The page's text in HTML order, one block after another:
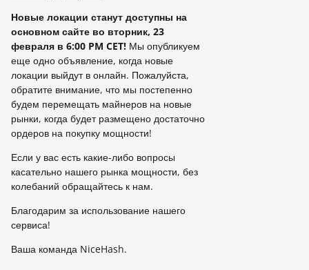
Новые локации станут доступны на
основном сайте во вторник, 23
февраля в 6:00 PM CET! Мы опубликуем
еще одно объявление, когда новые
локации выйдут в онлайн. Пожалуйста,
обратите внимание, что мы постепенно
будем перемещать майнеров на новые
рынки, когда будет размещено достаточно
ордеров на покупку мощности!
Если у вас есть какие-либо вопросы
касательно нашего рынка мощности, без
колебаний обращайтесь к нам.
Благодарим за использование нашего
сервиса!
Ваша команда NiceHash.